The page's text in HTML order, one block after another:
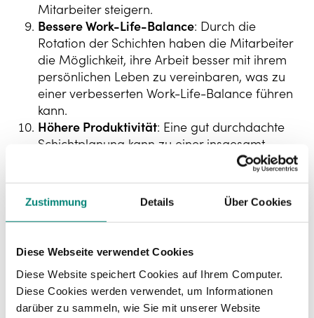
Zustimmung Details Über Cookies
Diese Webseite verwendet Cookies
Diese Website speichert Cookies auf Ihrem Computer.
Diese Cookies werden verwendet, um Informationen
darüber zu sammeln, wie Sie mit unserer Website
Mitarbeiter steigern.
Bessere Work-Life-Balance: Durch die
Rotation der Schichten haben die Mitarbeiter
die Möglichkeit, ihre Arbeit besser mit ihrem
persönlichen Leben zu vereinbaren, was zu
einer verbesserten Work-Life-Balance führen
kann.
Höhere Produktivität: Eine gut durchdachte
Schichtplanung kann zu einer insgesamt
höheren Produktivität führen, da die
Es ist jedoch wichtig zu beachten, dass die
Effektivität des Modells von der Art der Branche,
den individuellen Unternehmensanforderungen